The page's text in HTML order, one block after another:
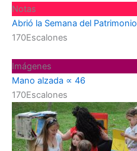
Notas
Abrió la Semana del Patrimonio
170Escalones
Imágenes
Mano alzada ∝ 46
170Escalones